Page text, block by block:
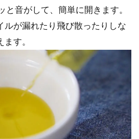
と音がして、簡単に開きます。
ルが漏れたり飛び散ったりしな
す。